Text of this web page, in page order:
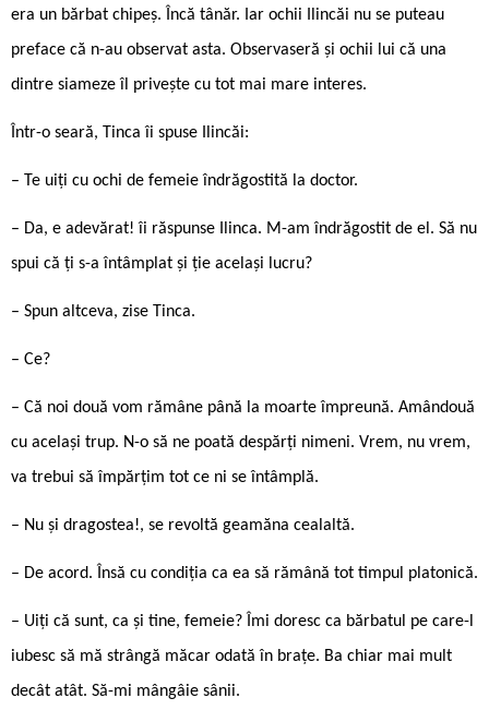
era un bărbat chipeș. Încă tânăr. Iar ochii Ilincăi nu se puteau
preface că n-au observat asta. Observaseră și ochii lui că una
dintre siameze îl privește cu tot mai mare interes.
Într-o seară, Tinca îi spuse Ilincăi:
– Te uiți cu ochi de femeie îndrăgostită la doctor.
– Da, e adevărat! îi răspunse Ilinca. M-am îndrăgostit de el. Să nu
spui că ți s-a întâmplat și ție același lucru?
– Spun altceva, zise Tinca.
– Ce?
– Că noi două vom rămâne până la moarte împreună. Amândouă
cu același trup. N-o să ne poată despărți nimeni. Vrem, nu vrem,
va trebui să împărțim tot ce ni se întâmplă.
– Nu și dragostea!, se revoltă geamăna cealaltă.
– De acord. Însă cu condiția ca ea să rămână tot timpul platonică.
– Uiți că sunt, ca și tine, femeie? Îmi doresc ca bărbatul pe care-l
iubesc să mă strângă măcar odată în brațe. Ba chiar mai mult
decât atât. Să-mi mângâie sânii.